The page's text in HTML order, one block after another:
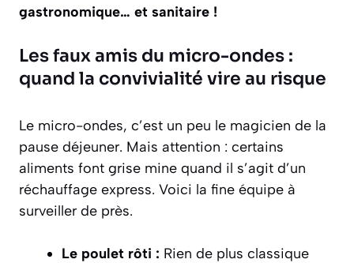
gastronomique… et sanitaire !
Les faux amis du micro-ondes :
quand la convivialité vire au risque
Le micro-ondes, c’est un peu le magicien de la
pause déjeuner. Mais attention : certains
aliments font grise mine quand il s’agit d’un
réchauffage express. Voici la fine équipe à
surveiller de près.
Le poulet rôti : Rien de plus classique